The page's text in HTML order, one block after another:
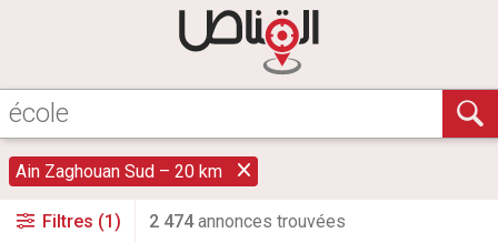
Ain Zaghouan Sud – 20 km
Filtres (1) 2 474annonces trouvées